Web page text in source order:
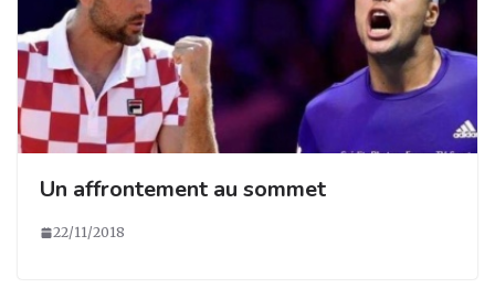
Un affrontement au sommet
22/11/2018